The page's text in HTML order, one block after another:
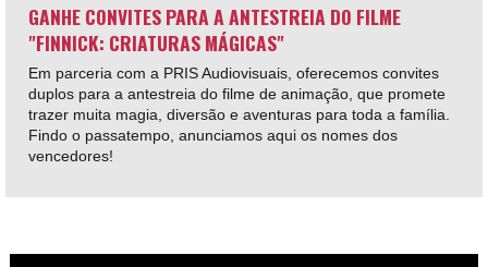
GANHE CONVITES PARA A ANTESTREIA DO FILME
"FINNICK: CRIATURAS MÁGICAS"
Em parceria com a PRIS Audiovisuais, oferecemos convites
duplos para a antestreia do filme de animação, que promete
trazer muita magia, diversão e aventuras para toda a família.
Findo o passatempo, anunciamos aqui os nomes dos
vencedores!